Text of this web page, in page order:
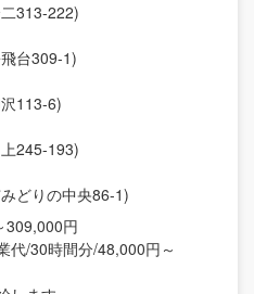
313-222)
台309-1)
113-6)
245-193)
どりの中央86-1)
309,000円
代/30時間分/48,000円～